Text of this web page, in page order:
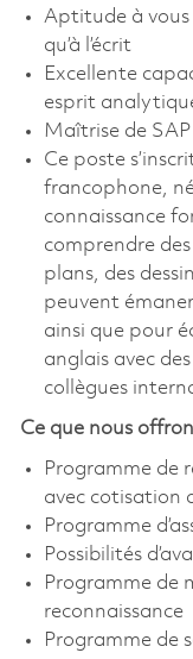
Aptitude à vous
qu’à l’écrit
Excellente
esprit
Maîtrise de SAP
Ce poste
francophone,
connaissance
comprendre
plans, des
peuvent
ainsi que pour
anglais avec
collègues
Ce que nous
Programme de
avec cotisation
Programme
Possibilités
Programme de
reconnaissance
Programme de